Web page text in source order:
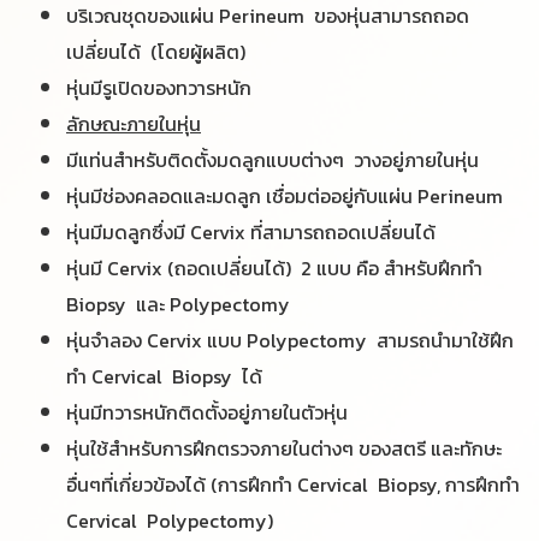
บริเวณชุดของแผ่น Perineum ของหุ่นสามารถถอด
เปลี่ยนได้ (โดยผู้ผลิต)
หุ่นมีรูเปิดของทวารหนัก
ลักษณะภายในหุ่น
มีแท่นสำหรับติดตั้งมดลูกแบบต่างๆ วางอยู่ภายในหุ่น
หุ่นมีช่องคลอดและมดลูก เชื่อมต่ออยู่กับแผ่น Perineum
หุ่นมีมดลูกซึ่งมี Cervix ที่สามารถถอดเปลี่ยนได้
หุ่นมี Cervix (ถอดเปลี่ยนได้) 2 แบบ คือ สำหรับฝึกทำ
Biopsy และ Polypectomy
หุ่นจำลอง Cervix แบบ Polypectomy สามรถนำมาใช้ฝึก
ทำ Cervical Biopsy ได้
หุ่นมีทวารหนักติดตั้งอยู่ภายในตัวหุ่น
หุ่นใช้สำหรับการฝึกตรวจภายในต่างๆ ของสตรี และทักษะ
อื่นๆที่เกี่ยวข้องได้ (การฝึกทำ Cervical Biopsy, การฝึกทำ
Cervical Polypectomy)